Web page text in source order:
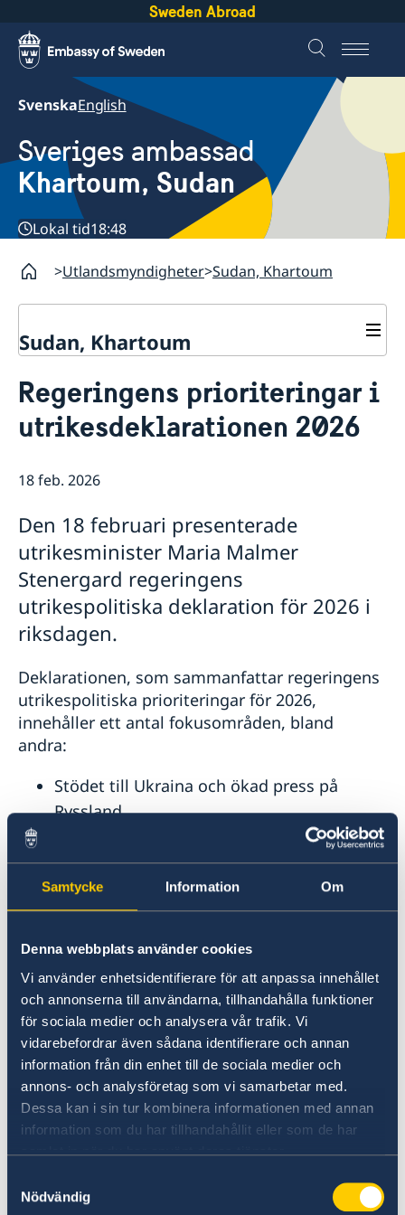
Samtycke Information Om
Denna webbplats använder cookies
Vi använder enhetsidentifierare för att anpassa innehållet
och annonserna till användarna, tillhandahålla funktioner
för sociala medier och analysera vår trafik. Vi
vidarebefordrar även sådana identifierare och annan
information från din enhet till de sociala medier och
annons- och analysföretag som vi samarbetar med.
Dessa kan i sin tur kombinera informationen med annan
information som du har tillhandahållit eller som de har
samlat in när du har använt deras tjänster.
Nödvändig
Sweden Abroad
SvenskaEnglish
Sveriges ambassad
Khartoum, Sudan
Lokal tid18:48
Utlandsmyndigheter Sudan, Khartoum
Sudan, Khartoum
Om oss
Ambassadens personal
GDPR
Besöka Sverige eller Norge
Information för avslagna viseringar
Regeringens prioriteringar i
utrikesdeklarationen 2026
18 feb. 2026
Den 18 februari presenterade
utrikesminister Maria Malmer
Stenergard regeringens
utrikespolitiska deklaration för 2026 i
riksdagen.
Deklarationen, som sammanfattar regeringens
utrikespolitiska prioriteringar för 2026,
innehåller ett antal fokusområden, bland
andra:
Stödet till Ukraina och ökad press på
Ryssland.
Stärkta samarbeten inom säkerhet och
handel.
Jämställdhet och kvinnors egenmakt.
säkerhet. Sveriges medlemskap i Nato gör vårt
land säkrare. Vi står inte ensamma i en orolig
tid, säger utrikesminister Maria Malmer
Stenergard.
Läs pressmeddelandet om utrikesdeklarationen
på regeringen.se.